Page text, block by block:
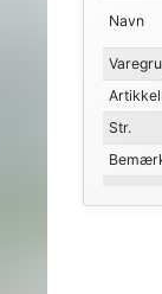
Navn
Str.